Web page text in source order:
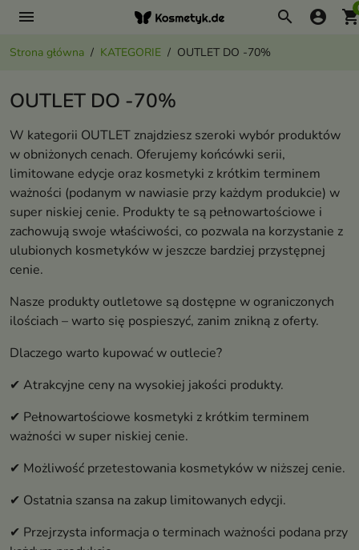
menu search account_circle
Strona główna KATEGORIE OUTLET DO -70%
OUTLET DO -70%
W kategorii OUTLET znajdziesz szeroki wybór produktów
w obniżonych cenach. Oferujemy końcówki serii,
limitowane edycje oraz kosmetyki z krótkim terminem
ważności (podanym w nawiasie przy każdym produkcie) w
super niskiej cenie. Produkty te są pełnowartościowe i
zachowują swoje właściwości, co pozwala na korzystanie z
ulubionych kosmetyków w jeszcze bardziej przystępnej
cenie.
Nasze produkty outletowe są dostępne w ograniczonych
ilościach – warto się pospieszyć, zanim znikną z oferty.
Dlaczego warto kupować w outlecie?
✔ Atrakcyjne ceny na wysokiej jakości produkty.
✔ Pełnowartościowe kosmetyki z krótkim terminem
ważności w super niskiej cenie.
✔ Możliwość przetestowania kosmetyków w niższej cenie.
✔ Ostatnia szansa na zakup limitowanych edycji.
✔ Przejrzysta informacja o terminach ważności podana przy